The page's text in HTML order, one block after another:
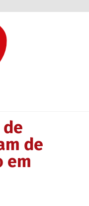
de
de
em